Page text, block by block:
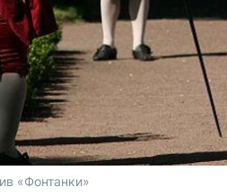
«Фонтанки»